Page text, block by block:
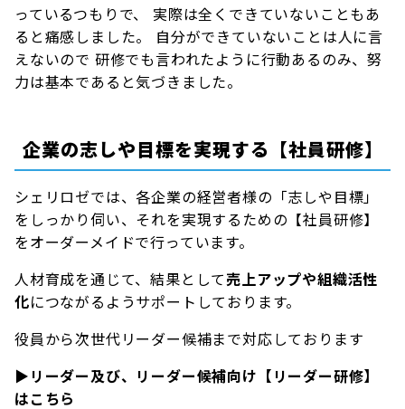
っているつもりで、 実際は全くできていないこともあ
ると痛感しました。 自分ができていないことは人に言
えないので 研修でも言われたように行動あるのみ、努
力は基本であると気づきました。
企業の志しや目標を実現する【社員研修】
シェリロゼでは、各企業の経営者様の「志しや目標」
をしっかり伺い、それを実現するための【社員研修】
をオーダーメイドで行っています。
人材育成を通じて、結果として売上アップや組織活性
化につながるようサポートしております。
役員から次世代リーダー候補まで対応しております
▶ リーダー及び、リーダー候補向け【リーダー研修】
はこちら